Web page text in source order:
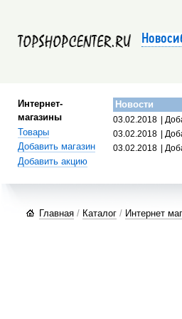
Интернет-
магазины
Товары
Добавить магазин
Добавить акцию
Новости
03.02.2018 |
03.02.2018
|
03.02.2018
|
Главная / Каталог / Интернет